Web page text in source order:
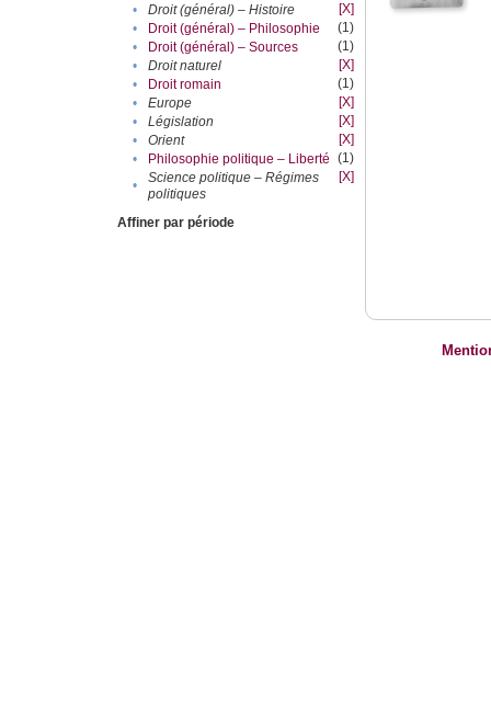
• Droit (général) – Histoire
[X]
•
Droit (général) – Philosophie
(1)
•
Droit (général) – Sources
(1)
•
Droit naturel
[X]
•
Droit romain
(1)
•
Europe
[X]
•
Législation
[X]
•
Orient
[X]
•
Philosophie politique – Liberté (1)
•
Science politique – Régimes
politiques
[X]
Affiner par période